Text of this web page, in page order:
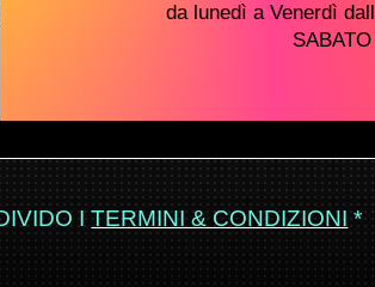
da lunedì a Venerdì
ITERMINI & CONDIZIONI *